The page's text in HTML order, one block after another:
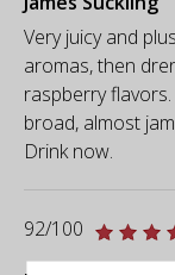
Very juicy and
aromas, then
raspberry
broad, almost
Drink now.
92/100